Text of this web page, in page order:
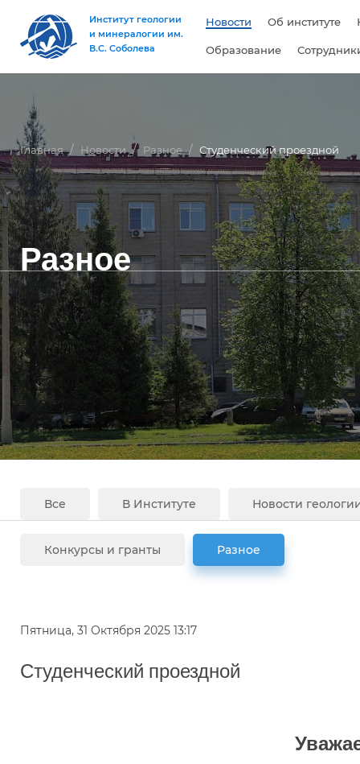
Институт геологии
и минералогии им.
В.С. Соболева
Новости Об институте
Образование
Главная Новости Разное Студенческий проездной
Разное
Все В Институте Новости
Конкурсы и гранты Разное
Пятница, 31 Октября 2025 13:17
Студенческий проездной